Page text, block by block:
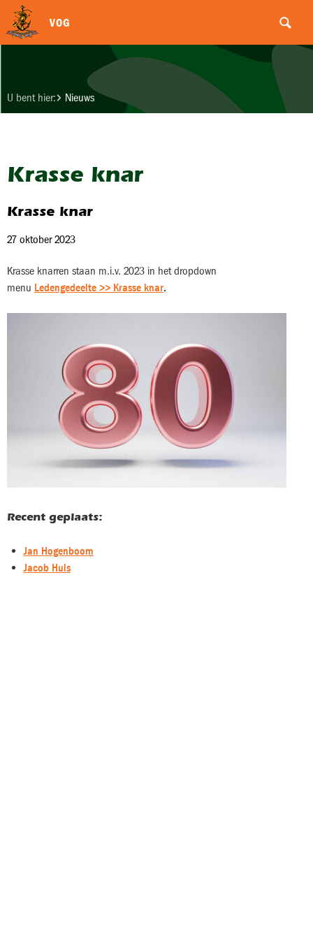
VOG
U bent hier: Nieuws
Krasse knar
Krasse knar
27 oktober 2023
Krasse knarren staan m.i.v. 2023 in het dropdown
menu Ledengedeelte >> Krasse knar.
Recent geplaats:
Jan Hogenboom
Jacob Huls